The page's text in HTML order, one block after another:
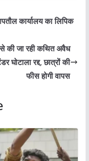
कार्यालय का लिपिक
की जा रही कथित अवैध
घोटाला रद्द, छात्रों की
फीस होगी वापस